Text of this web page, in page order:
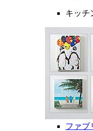
キッチ
ファブ